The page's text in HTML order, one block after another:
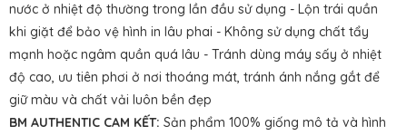
nước ở nhiệt độ thường trong lần đầu sử dụng - Lộn trái quần
khi giặt để bảo vệ hình in lâu phai - Không sử dụng chất tẩy
mạnh hoặc ngâm quần quá lâu - Tránh dùng máy sấy ở nhiệt
độ cao, ưu tiên phơi ở nơi thoáng mát, tránh ánh nắng gắt để
giữ màu và chất vải luôn bền đẹp
BM AUTHENTIC CAM KẾT: Sản phẩm 100% giống mô tả và hình